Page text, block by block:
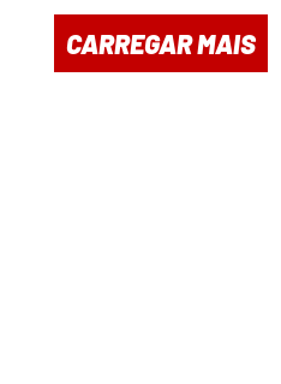
CARREGAR MAIS